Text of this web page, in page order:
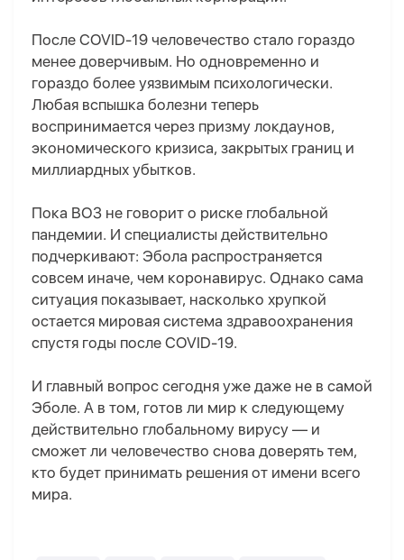
После COVID-19 человечество стало гораздо
менее доверчивым. Но одновременно и
гораздо более уязвимым психологически.
Любая вспышка болезни теперь
воспринимается через призму локдаунов,
экономического кризиса, закрытых границ и
миллиардных убытков.
Пока ВОЗ не говорит о риске глобальной
пандемии. И специалисты действительно
подчеркивают: Эбола распространяется
совсем иначе, чем коронавирус. Однако сама
ситуация показывает, насколько хрупкой
остается мировая система здравоохранения
спустя годы после COVID-19.
И главный вопрос сегодня уже даже не в самой
Эболе. А в том, готов ли мир к следующему
действительно глобальному вирусу — и
сможет ли человечество снова доверять тем,
кто будет принимать решения от имени всего
мира.